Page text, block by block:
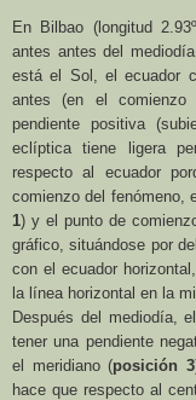
En Bilbao (longitud
antes antes del
está el Sol, el ecuador
antes (en el
pendiente positiva
eclíptica tiene ligera
respecto al ecuador
comienzo del fenómeno,
1) y el punto de
gráfico, situándose por
con el ecuador
la línea horizontal en la
Después del mediodía,
tener una pendiente
el meridiano (posición 3
hace que respecto al